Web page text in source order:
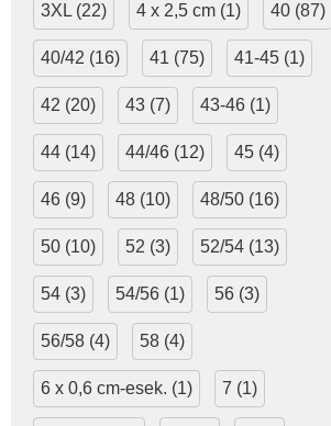
3XL (22) 4 x 2,5 cm (1) 40 (87)
40/42 (16) 41 (75) 41-45 (1)
42 (20) 43 (7) 43-46 (1)
44 (14) 44/46 (12) 45 (4)
46 (9) 48 (10) 48/50 (16)
50 (10) 52 (3) 52/54 (13)
54 (3) 54/56 (1) 56 (3)
56/58 (4) 58 (4)
6 x 0,6 cm-esek. (1) 7 (1)